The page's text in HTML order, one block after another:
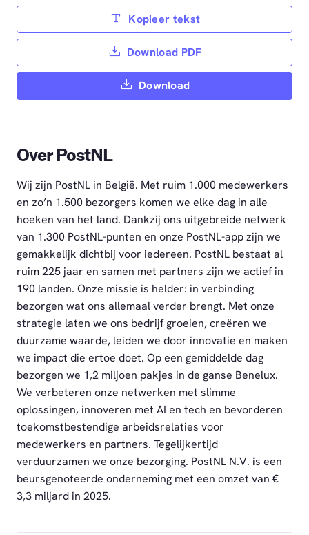
Kopieer tekst
Download PDF
Download
Over PostNL
Wij zijn PostNL in België. Met ruim 1.000 medewerkers
en zo’n 1.500 bezorgers komen we elke dag in alle
hoeken van het land. Dankzij ons uitgebreide netwerk
van 1.300 PostNL-punten en onze PostNL-app zijn we
gemakkelijk dichtbij voor iedereen. PostNL bestaat al
ruim 225 jaar en samen met partners zijn we actief in
190 landen. Onze missie is helder: in verbinding
bezorgen wat ons allemaal verder brengt. Met onze
strategie laten we ons bedrijf groeien, creëren we
duurzame waarde, leiden we door innovatie en maken
we impact die ertoe doet. Op een gemiddelde dag
bezorgen we 1,2 miljoen pakjes in de ganse Benelux.
We verbeteren onze netwerken met slimme
oplossingen, innoveren met AI en tech en bevorderen
toekomstbestendige arbeidsrelaties voor
medewerkers en partners. Tegelijkertijd
verduurzamen we onze bezorging. PostNL N.V. is een
beursgenoteerde onderneming met een omzet van €
3,3 miljard in 2025.